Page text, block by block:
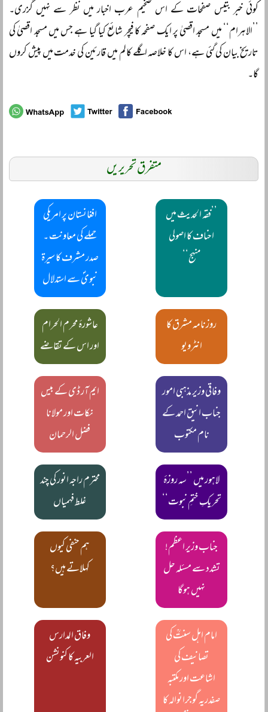
کوئی خبر بتیس صفحات کے اس ضخیم عرب اخبار میں نظر سے نہیں گزری۔
’’الاہرام‘‘ میں مسجد اقصیٰ پر ایک صفحہ کا فیچر شائع کیا گیا ہے جس میں مسجد اقصیٰ کی
تاریخ بیان کی گئی ہے، اس کا خلاصہ اگلے کالم میں قارئین کی خدمت میں پیش کروں
گا۔
متفرق تحریریں
’’فقہ الحدیث میں
احناف کا اصولی
منہج‘‘
افغانستان پر امریکی
حملے کی معاونت ۔
صدر مشرف کا سیرۃ
نبویؐ سے استدلال
روزنامہ مشرق کا
انٹرویو
عاشورۂ محرم الحرام
اور اس کے تقاضے
وفاقی وزیر مذہبی امور
جناب انیق احمد کے
نام مکتوب
ایم آر ڈی کے بیس
نکات اور مولانا
فضل الرحمان
لاہور میں ’’سہ روزۂ
تحریکِ ختمِ نبوت‘‘
محترم راجہ انور کی چند
غلط فہمیاں
جناب وزیر اعظم!
تشدد سے مسئلہ حل
نہیں ہوگا
ہم حنفی کیوں
کہلاتے ہیں؟
امام اہل سنتؒ کی
تصانیف کی
اشاعت اور مکتبہ
صفدریہ گوجرانوالہ کا
وفاق المدارس
العربیہ کا کنونشن